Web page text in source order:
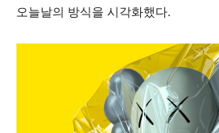
오늘날의 방식을 시각화했다.